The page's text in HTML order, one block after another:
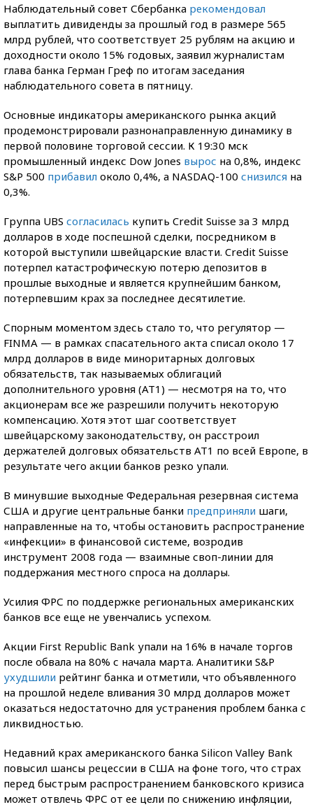
Наблюдательный совет Сбербанка рекомендовал
выплатить дивиденды за прошлый год в размере 565
млрд рублей, что соответствует 25 рублям на акцию и
доходности около 15% годовых, заявил журналистам
глава банка Герман Греф по итогам заседания
наблюдательного совета в пятницу.
Основные индикаторы американского рынка акций
продемонстрировали разнонаправленную динамику в
первой половине торговой сессии. К 19:30 мск
промышленный индекс Dow Jones вырос на 0,8%, индекс
S&P 500 прибавил около 0,4%, а NASDAQ-100 снизился на
0,3%.
Группа UBS согласилась купить Credit Suisse за 3 млрд
долларов в ходе поспешной сделки, посредником в
которой выступили швейцарские власти. Credit Suisse
потерпел катастрофическую потерю депозитов в
прошлые выходные и является крупнейшим банком,
потерпевшим крах за последнее десятилетие.
Спорным моментом здесь стало то, что регулятор —
FINMA — в рамках спасательного акта списал около 17
млрд долларов в виде миноритарных долговых
обязательств, так называемых облигаций
дополнительного уровня (AT1) — несмотря на то, что
акционерам все же разрешили получить некоторую
компенсацию. Хотя этот шаг соответствует
швейцарскому законодательству, он расстроил
держателей долговых обязательств AT1 по всей Европе, в
результате чего акции банков резко упали.
В минувшие выходные Федеральная резервная система
США и другие центральные банки предприняли шаги,
направленные на то, чтобы остановить распространение
«инфекции» в финансовой системе, возродив
инструмент 2008 года — взаимные своп-линии для
поддержания местного спроса на доллары.
Усилия ФРС по поддержке региональных американских
банков все еще не увенчались успехом.
Акции First Republic Bank упали на 16% в начале торгов
после обвала на 80% с начала марта. Аналитики S&P
ухудшили рейтинг банка и отметили, что объявленного
на прошлой неделе вливания 30 млрд долларов может
оказаться недостаточно для устранения проблем банка с
ликвидностью.
Недавний крах американского банка Silicon Valley Bank
повысил шансы рецессии в США на фоне того, что страх
перед быстрым распространением банковского кризиса
может отвлечь ФРС от ее цели по снижению инфляции,